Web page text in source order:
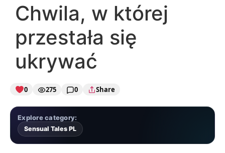
Chwila, w której
przestała się
ukrywać
0 275 0 Share
Explore category:
Sensual Tales PL